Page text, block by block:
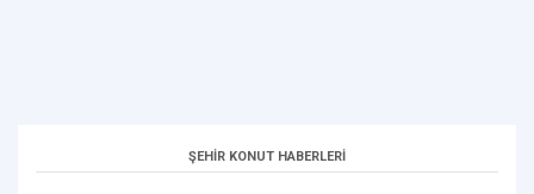
ŞEHİR KONUT HABERLERİ